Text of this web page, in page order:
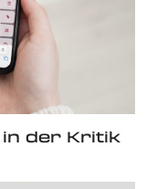
in der Kritik